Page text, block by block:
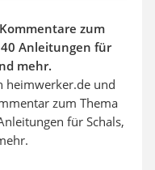
zum
Anleitungen für
mehr.
heimwerker.de und
zum Thema
für Schals,